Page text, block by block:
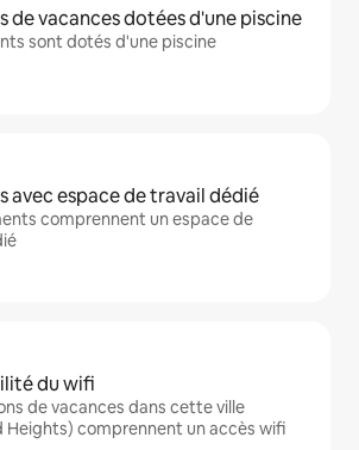
de vacances dotées d'une piscine
sont dotés d'une piscine
avec espace de travail dédié
comprennent un espace de
du wifi
de vacances dans cette ville
Heights) comprennent un accès wifi